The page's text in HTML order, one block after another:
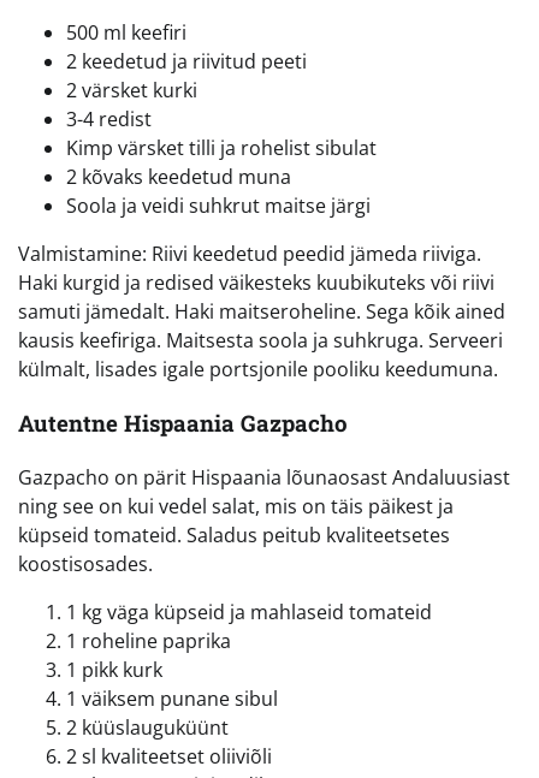
500 ml keefiri
2 keedetud ja riivitud peeti
2 värsket kurki
3-4 redist
Kimp värsket tilli ja rohelist sibulat
2 kõvaks keedetud muna
Soola ja veidi suhkrut maitse järgi
Valmistamine: Riivi keedetud peedid jämeda riiviga.
Haki kurgid ja redised väikesteks kuubikuteks või riivi
samuti jämedalt. Haki maitseroheline. Sega kõik ained
kausis keefiriga. Maitsesta soola ja suhkruga. Serveeri
külmalt, lisades igale portsjonile pooliku keedumuna.
Autentne Hispaania Gazpacho
Gazpacho on pärit Hispaania lõunaosast Andaluusiast
ning see on kui vedel salat, mis on täis päikest ja
küpseid tomateid. Saladus peitub kvaliteetsetes
koostisosades.
1 kg väga küpseid ja mahlaseid tomateid
1 roheline paprika
1 pikk kurk
1 väiksem punane sibul
2 küüslauguküünt
2 sl kvaliteetset oliiviõli